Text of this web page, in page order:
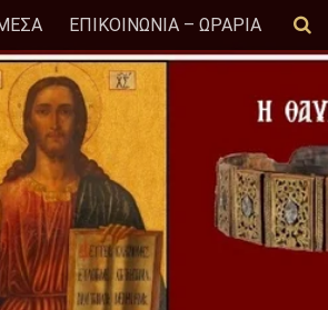
ΕΠΙΚΟΙΝΩΝΙΑ – ΩΡΑΡΙΑ